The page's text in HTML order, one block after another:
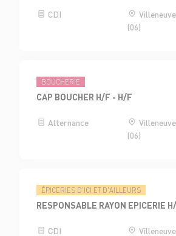
CDI
(06)
BOUCHERIE
CAP BOUCHER H/F - H/F
Alternance
(06)
ÉPICERIES D'ICI ET D'AILLEURS
RESPONSABLE RAYON EPICERIE
CDI